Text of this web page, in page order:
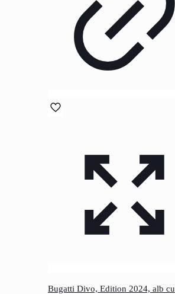
Bugatti Divo, Edition 2024, alb cu